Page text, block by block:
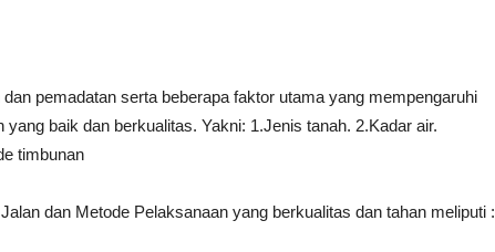
pemadatan serta beberapa faktor utama yang mempengaruhi
baik dan berkualitas. Yakni: 1.Jenis tanah. 2.Kadar air.
timbunan
dan Metode Pelaksanaan yang berkualitas dan tahan meliputi :